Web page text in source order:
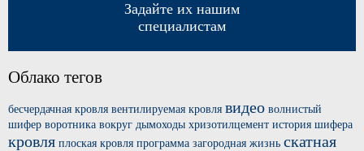
Задайте их нашим
специалистам
Облако тегов
бесчердачная кровля вентилируемая кровля видео волнистый
шифер воротника вокруг дымоходы хризотилцемент история шифера
кровля плоская кровля программа загородная жизнь скатная